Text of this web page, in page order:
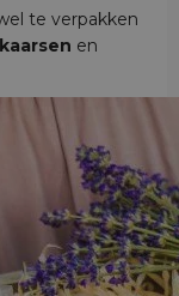
te verpakken
en